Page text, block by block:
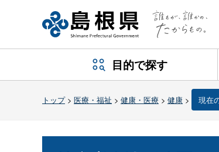
目的で探す
トップ> 医療・福祉 > 健康・医療 > 健康 > 現在